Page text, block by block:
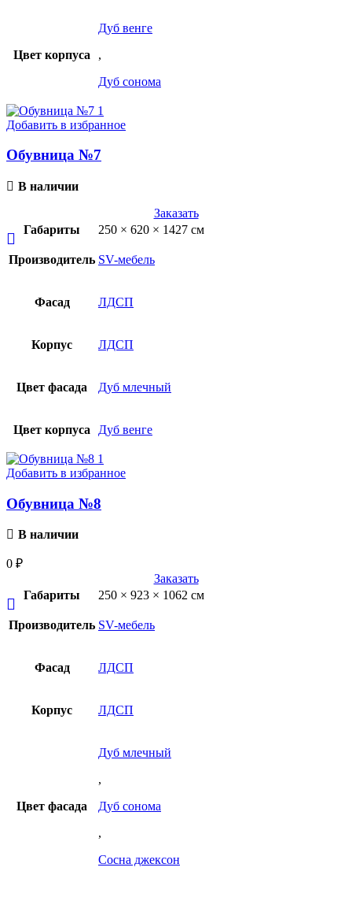
Цвет корпуса
Дуб венге
,
Дуб сонома
Добавить в избранное
Обувница №7
В наличии
Заказать
Габариты
250 × 620 × 1427 см
Производитель SV-мебель
Фасад ЛДСП
Корпус ЛДСП
Цвет фасада Дуб млечный
Цвет корпуса Дуб венге
Добавить в избранное
Обувница №8
В наличии
0 ₽
Заказать
Габариты
250 × 923 × 1062 см
Производитель SV-мебель
Фасад ЛДСП
Корпус ЛДСП
Цвет фасада
Дуб млечный
,
Дуб сонома
,
Сосна джексон